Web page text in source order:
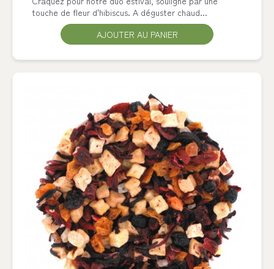
touche de fleur d'hibiscus. A déguster chaud...
AJOUTER AU PANIER